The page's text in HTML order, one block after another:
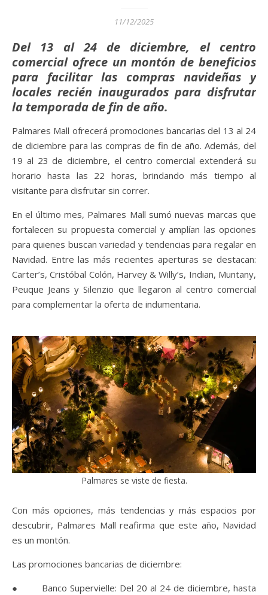
11/12/2025
Del 13 al 24 de diciembre, el centro
comercial ofrece un montón de beneficios
para facilitar las compras navideñas y
locales recién inaugurados para disfrutar
la temporada de fin de año.
Palmares Mall ofrecerá promociones bancarias del 13 al 24
de diciembre para las compras de fin de año. Además, del
19 al 23 de diciembre, el centro comercial extenderá su
horario hasta las 22 horas, brindando más tiempo al
visitante para disfrutar sin correr.
En el último mes, Palmares Mall sumó nuevas marcas que
fortalecen su propuesta comercial y amplían las opciones
para quienes buscan variedad y tendencias para regalar en
Navidad. Entre las más recientes aperturas se destacan:
Carter’s, Cristóbal Colón, Harvey & Willy’s, Indian, Muntany,
Peuque Jeans y Silenzio que llegaron al centro comercial
para complementar la oferta de indumentaria.
Palmares se viste de fiesta.
Con más opciones, más tendencias y más espacios por
descubrir, Palmares Mall reafirma que este año, Navidad
es un montón.
Las promociones bancarias de diciembre:
● Banco Supervielle: Del 20 al 24 de diciembre, hasta